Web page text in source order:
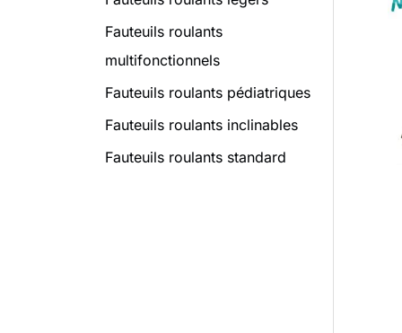
Fauteuils roulants
multifonctionnels
Fauteuils roulants pédiatriques
Fauteuils roulants inclinables
Fauteuils roulants standard